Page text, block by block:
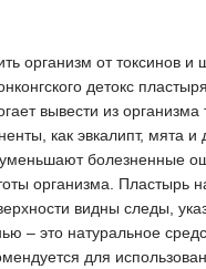
организм от токсинов и
детокс
вывести из
как эвкалипт, мята и
болезненные
организма. Пластырь
видны следы,
– это натуральное
для